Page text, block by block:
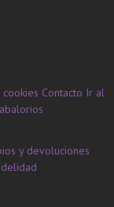
Contacto Ir al
y devoluciones